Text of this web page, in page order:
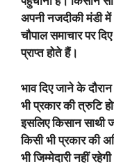
अपनी नजदीकी मंडी
चौपाल समाचार पर
प्राप्त होते हैं।
भाव दिए जाने के
भी प्रकार की त्रुटि
इसलिए किसान साथी
किसी भी प्रकार की
भी जिम्मेदारी नहीं